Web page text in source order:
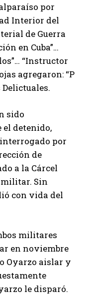
por
Interior del
de Guerra
en Cuba”…
“Instructor
agregaron: “P
Delictuales.
sido
detenido,
por
de
a la Cárcel
Sin
con vida del
militares
en noviembre
Oyarzo aislar y
le disparó.